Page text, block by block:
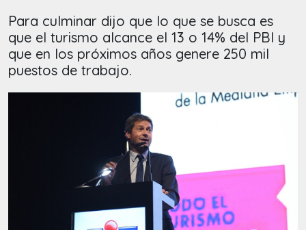
Para culminar dijo que lo que se busca es
que el turismo alcance el 13 o 14% del PBI y
que en los próximos años genere 250 mil
puestos de trabajo.